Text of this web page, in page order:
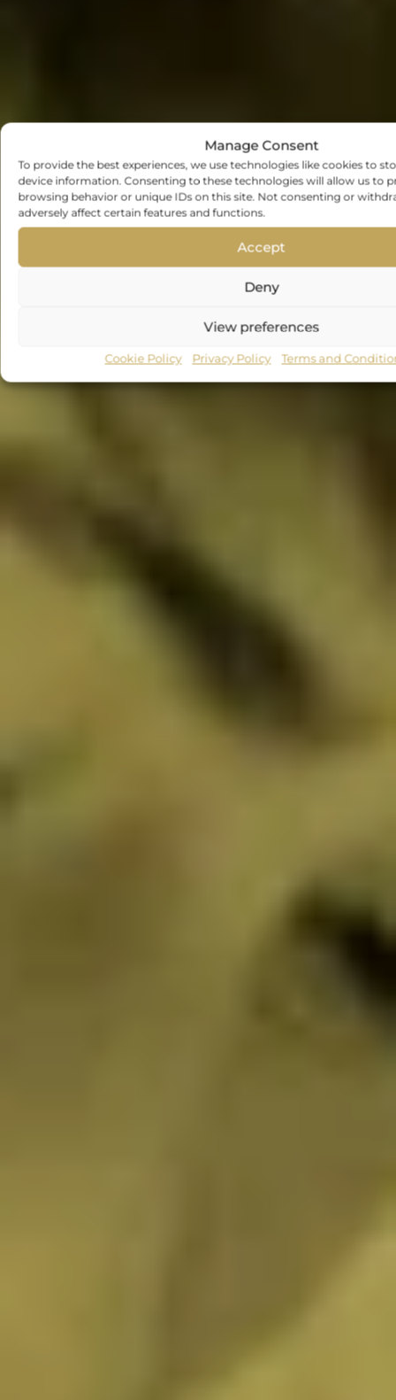
Manage Consent
To provide the best experiences, we use technologies like cookies to
device information. Consenting to these technologies will allow us to
browsing behavior or unique IDs on this site. Not consenting or
adversely affect certain features and functions.
Accept
Deny
View preferences